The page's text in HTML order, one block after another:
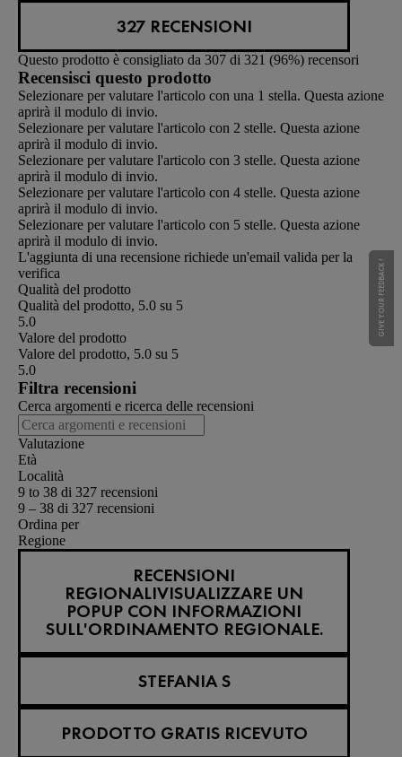
327 RECENSIONI
Questo prodotto è consigliato da 307 di 321 (96%) recensori
Recensisci questo prodotto
Selezionare per valutare l'articolo con una 1 stella. Questa azione
aprirà il modulo di invio.
Selezionare per valutare l'articolo con 2 stelle. Questa azione
aprirà il modulo di invio.
Selezionare per valutare l'articolo con 3 stelle. Questa azione
aprirà il modulo di invio.
Selezionare per valutare l'articolo con 4 stelle. Questa azione
aprirà il modulo di invio.
Selezionare per valutare l'articolo con 5 stelle. Questa azione
aprirà il modulo di invio.
L'aggiunta di una recensione richiede un'email valida per la
verifica
Qualità del prodotto
Qualità del prodotto, 5.0 su 5
5.0
Valore del prodotto
Valore del prodotto, 5.0 su 5
5.0
Filtra recensioni
Cerca argomenti e ricerca delle recensioni
Valutazione
Età
Località
9 to 38 di 327 recensioni
9 – 38 di 327 recensioni
Ordina per
Regione
RECENSIONI
REGIONALIVISUALIZZARE UN
POPUP CON INFORMAZIONI
SULL'ORDINAMENTO REGIONALE.
STEFANIA S
PRODOTTO GRATIS RICEVUTO
GIVE YOUR FEEDBACK !
GIVE YOUR FEEDBACK !